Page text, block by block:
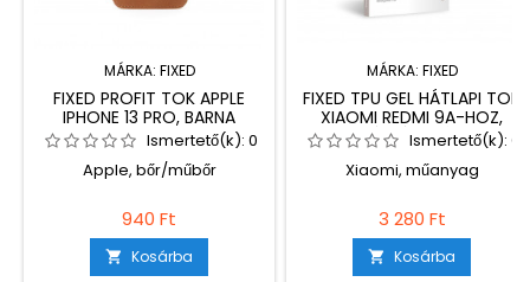
MÁRKA: FIXED
FIXED PROFIT TOK APPLE
IPHONE 13 PRO, BARNA
Ismertető(k): 0
Apple, bőr/műbőr
940 Ft
 Kosárba
MÁRKA: FIXED
FIXED TPU GEL HÁTLAPI TOK
XIAOMI REDMI 9A-HOZ,
ÁTLÁTSZÓIsmertető(k): 0
Xiaomi, műanyag
3 280 Ft
 Kosárba